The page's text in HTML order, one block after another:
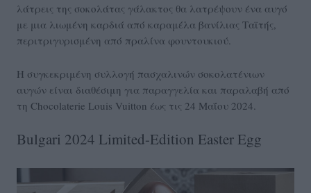
λάτρεις της σοκολάτας γάλακτος θα λατρέψουν ένα αυγό
με μια λιωμένη καρδιά από καραμέλα βανίλιας Ταϊτής,
περιτριγυρισμένη από πραλίνα φουντουκιού.
Η συγκεκριμένη συλλογή πασχαλινών σοκολατένιων
αυγών είναι διαθέσιμη για παραγγελία και παραλαβή από
τη Chocolaterie Louis Vuitton έως τις 24 Μαΐου 2024.
Bulgari 2024 Limited-Edition Easter Egg